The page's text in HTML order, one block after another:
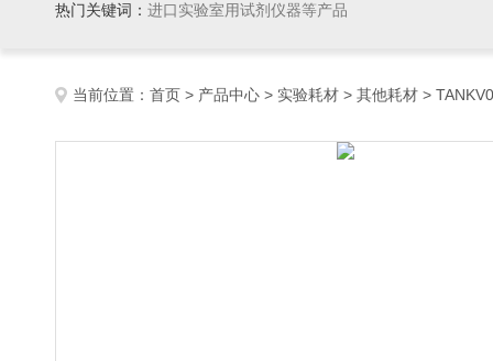
热门关键词： 进口实验室用试剂仪器等产品
当前位置： 首页 > 产品中心 > 实验耗材 > 其他耗材 >